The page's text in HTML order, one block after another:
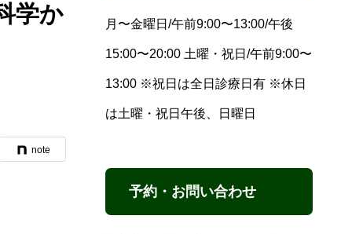
学か
note
月〜金曜日/午前9:00〜13:00/午後
15:00〜20:00 土曜・祝日/午前9:00〜
13:00 ※祝日は全日診療日有 ※休日
は土曜・祝日午後、日曜日
予約・お問い合わせ